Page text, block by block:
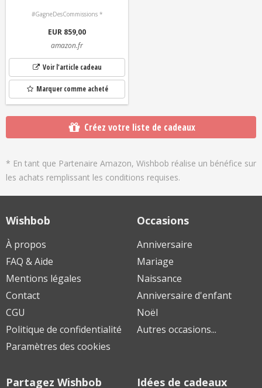
#GagneDesCommissions *
EUR 859,00
amazon.fr
Voir l'article cadeau
Marquer comme acheté
Créez votre liste de cadeaux
* En tant que Partenaire Amazon, Wishbob réalise un bénéfice sur
les achats remplissant les conditions requises.
Wishbob
À propos
FAQ & Aide
Mentions légales
Contact
CGU
Politique de confidentialité
Paramètres des cookies
Occasions
Anniversaire
Mariage
Naissance
Anniversaire d'enfant
Noël
Autres occasions...
Partagez Wishbob Idées de cadeaux